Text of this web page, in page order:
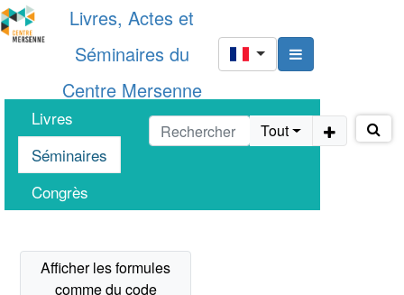
Livres, Actes et
Séminaires du
Centre Mersenne
Livres
Séminaires
Congrès
Tout